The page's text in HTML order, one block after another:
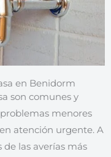
en Benidorm
son comunes y
menores
atención urgente. A
las averías más